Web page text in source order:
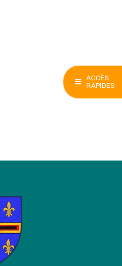
ACCÈS
RAPIDES